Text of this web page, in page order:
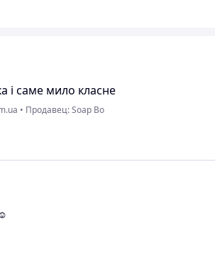
і саме мило класне
• Продавец: Soap Bo